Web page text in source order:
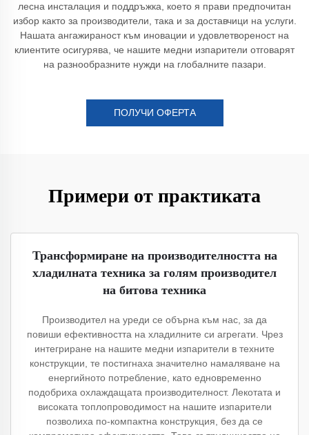
лесна инсталация и поддръжка, което я прави предпочитан
избор както за производители, така и за доставчици на услуги.
Нашата ангажираност към иновации и удовлетвореност на
клиентите осигурява, че нашите медни изпарители отговарят
на разнообразните нужди на глобалните пазари.
ПОЛУЧИ ОФЕРТА
Примери от практиката
Трансформиране на производителността на
хладилната техника за голям производител
на битова техника
Производител на уреди се обърна към нас, за да
повиши ефективността на хладилните си агрегати. Чрез
интегриране на нашите медни изпарители в техните
конструкции, те постигнаха значително намаляване на
енергийното потребление, като едновременно
подобриха охлаждащата производителност. Лекотата и
високата топлопроводимост на нашите изпарители
позволиха по-компактна конструкция, без да се